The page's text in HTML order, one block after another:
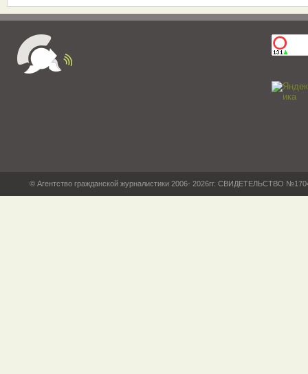
© Агентство гражданской журналистики 2006- 2026гг. СВИДЕТЕЛЬСТВО